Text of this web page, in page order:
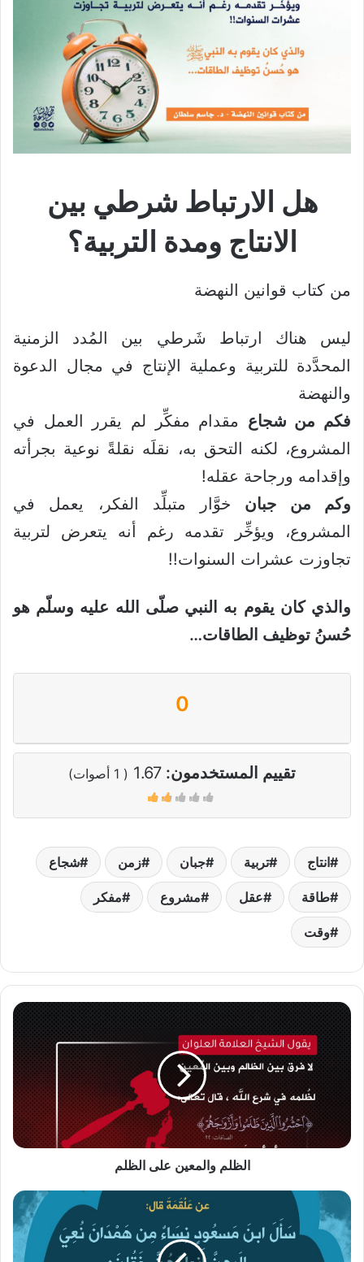
هل الارتباط شرطي بين
الانتاج ومدة التربية؟
من كتاب قوانين النهضة
ليس هناك ارتباط شَرطي بين المُدد الزمنية
المحدَّدة للتربية وعملية الإنتاج في مجال الدعوة
والنهضة
فكم من شجاع مقدام مفكِّر لم يقرر العمل في
المشروع، لكنه التحق به، نقلَه نقلةً نوعية بجرأته
وإقدامه ورجاحة عقله!
وكم من جبان خوَّار متبلِّد الفكر، يعمل في
المشروع، ويؤخِّر تقدمه رغم أنه يتعرض لتربية
تجاوزت عشرات السنوات!!
والذي كان يقوم به النبي صلّى الله عليه وسلّم هو
حُسنُ توظيف الطاقات…
0
تقييم المستخدمون: 1.67
(
1 أصوات)
انتاج تربية جبان زمن شجاع
طاقة عقل مشروع مفكر
وقت
الظلم
والمعين
على
الظلم والمعين على الظلم
خروج
معتدة
الوفاة
نهارا